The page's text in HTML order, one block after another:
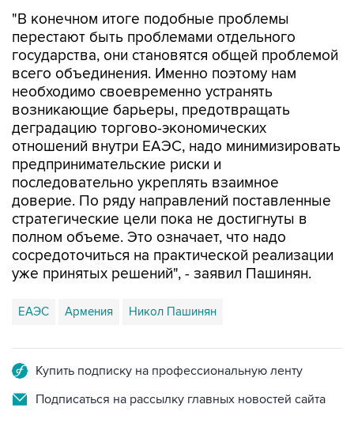
"В конечном итоге подобные проблемы
перестают быть проблемами отдельного
государства, они становятся общей проблемой
всего объединения. Именно поэтому нам
необходимо своевременно устранять
возникающие барьеры, предотвращать
деградацию торгово-экономических
отношений внутри ЕАЭС, надо минимизировать
предпринимательские риски и
последовательно укреплять взаимное
доверие. По ряду направлений поставленные
стратегические цели пока не достигнуты в
полном объеме. Это означает, что надо
сосредоточиться на практической реализации
уже принятых решений", - заявил Пашинян.
ЕАЭС Армения Никол Пашинян
Купить подписку на профессиональную ленту
Подписаться на рассылку главных новостей сайта